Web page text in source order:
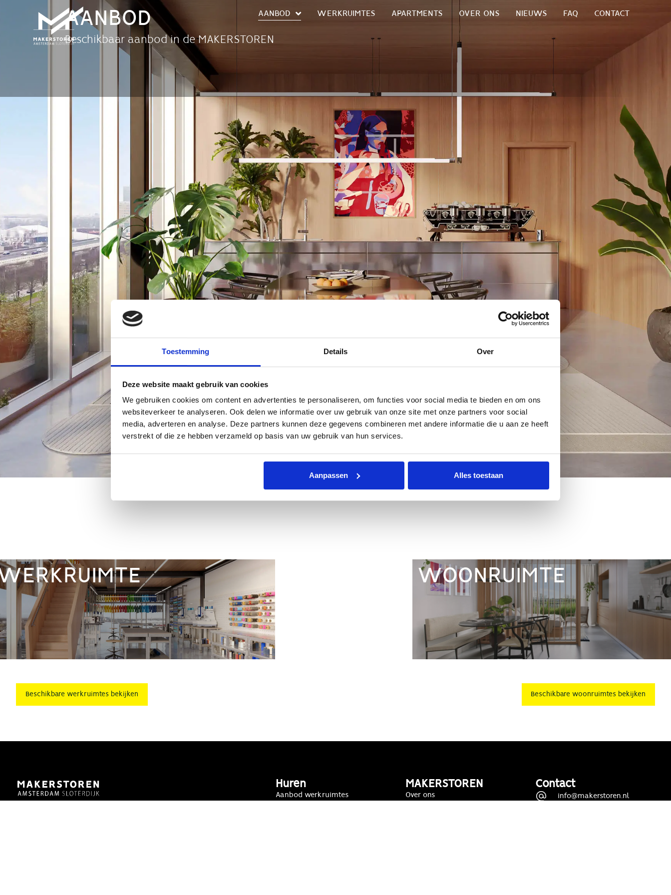
Toestemming Details Over
Deze website maakt gebruik van cookies
We gebruiken cookies om content en advertenties te personaliseren, om functies voor social media te bieden en om ons
websiteverkeer te analyseren. Ook delen we informatie over uw gebruik van onze site met onze partners voor social
media, adverteren en analyse. Deze partners kunnen deze gegevens combineren met andere informatie die u aan ze heeft
verstrekt of die ze hebben verzameld op basis van uw gebruik van hun services.
Aanpassen Alles toestaan
AANBOD WERKRUIMTES APARTMENTS OVER ONS NIEUWS FAQ CONTACT
AANBOD
Beschikbaar aanbod in de MAKERSTOREN
Beschikbare werkruimtes bekijken
WOONRUIMTE
Beschikbare woonruimtes bekijken
Huren
Aanbod werkruimtes
MAKERSTOREN
Over ons
Contact
info@makerstoren.nl